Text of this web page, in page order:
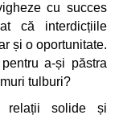
cu succes
că interdicțiile
și o oportunitate.
a-și păstra
tulburi?
relații solide și